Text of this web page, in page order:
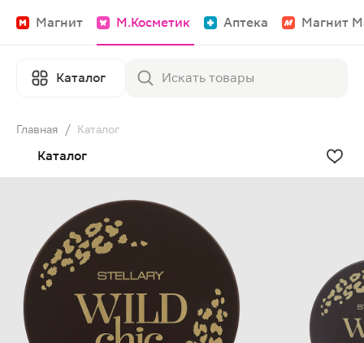
Магнит М.Косметик Аптека Магнит
Каталог
Главная / Каталог
Каталог